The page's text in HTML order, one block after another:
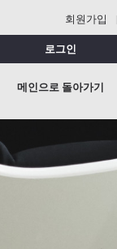
회원가입
로그인
메인으로 돌아가기